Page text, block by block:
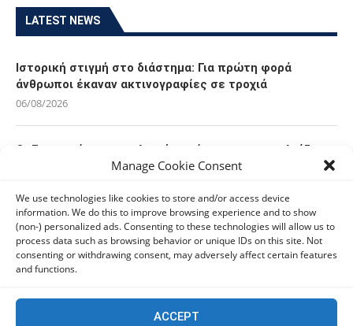
Manage Cookie Consent
We use technologies like cookies to store and/or access device
information. We do this to improve browsing experience and to show
(non-) personalized ads. Consenting to these technologies will allow us to
process data such as browsing behavior or unique IDs on this site. Not
consenting or withdrawing consent, may adversely affect certain features
and functions.
ACCEPT
LATEST NEWS
Ιστορική στιγμή στο διάστημα: Για πρώτη φορά
άνθρωποι έκαναν ακτινογραφίες σε τροχιά
06/08/2026
Οι Ευρωπαίοι καταναλωτές φαίνεται να «αγκαλιάζουν»
τα νέα Samsung Galaxy Z Fold8
Οι χρήστες Mac είναι περισσότερο εκτεθειμένοι σε
κυβερνοαπειλές αλλά λαμβάνουν λιγότερα μέτρα
προστασίας